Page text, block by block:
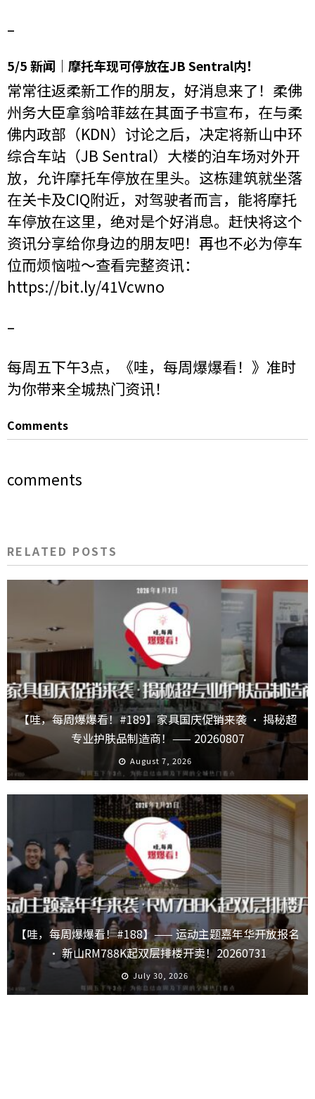
–
5/5 新闻｜摩托车现可停放在JB Sentral内！
常常往返柔新工作的朋友，好消息来了！柔佛
州务大臣拿翁哈菲兹在其面子书宣布，在与柔
佛内政部（KDN）讨论之后，决定将新山中环
综合车站（JB Sentral）大楼的泊车场对外开
放，允许摩托车停放在里头。这栋建筑就坐落
在关卡及CIQ附近，对驾驶者而言，能将摩托
车停放在这里，绝对是个好消息。赶快将这个
资讯分享给你身边的朋友吧！再也不必为停车
位而烦恼啦～查看完整资讯：
https://bit.ly/41Vcwno
–
每周五下午3点，《哇，每周爆爆看！》准时
为你带来全城热门资讯！
Comments
comments
RELATED POSTS
【哇，每周爆爆看！#189】家具国庆促销来袭 · 揭秘超
专业护肤品制造商！—— 20260807
August 7, 2026
【哇，每周爆爆看！#188】—— 运动主题嘉年华开放报名
· 新山RM788K起双层排楼开卖！20260731
July 30, 2026